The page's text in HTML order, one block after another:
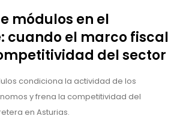
módulos en el
cuando el marco fiscal
del sector
condiciona la actividad de los
y frena la competitividad del
en Asturias.